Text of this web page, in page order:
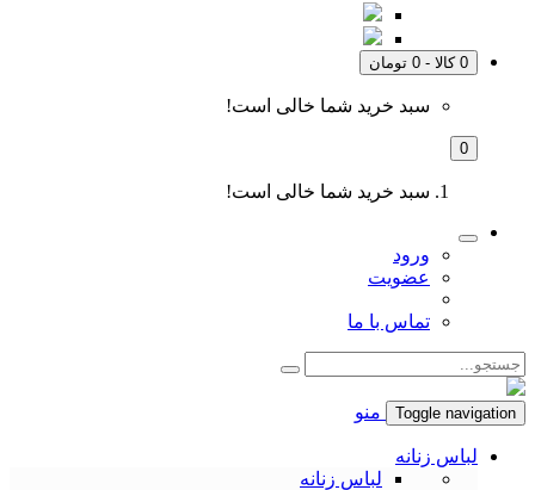
0 کالا - 0 تومان
سبد خرید شما خالی است!
0
سبد خرید شما خالی است!
ورود
عضویت
تماس با ما
Toggle navigation منو
لباس زنانه
لباس زنانه